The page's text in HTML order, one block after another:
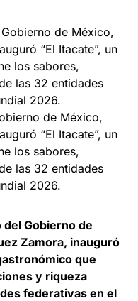
de México,
“El Itacate”, un
los sabores,
las 32 entidades
2026.
Gobierno de
Zamora, inauguró
que
y riqueza
federativas en el